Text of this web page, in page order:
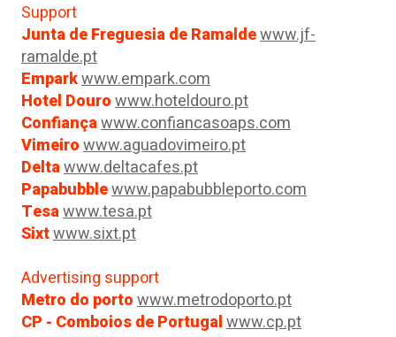
Support
Junta de Freguesia de Ramaldewww.jf-
ramalde.pt
Emparkwww.empark.com
Hotel Dourowww.hoteldouro.pt
Confiançawww.confiancasoaps.com
Vimeirowww.aguadovimeiro.pt
Deltawww.deltacafes.pt
Papabubblewww.papabubbleporto.com
Tesawww.tesa.pt
Sixtwww.sixt.pt
Advertising support
Metro do portowww.metrodoporto.pt
CP - Comboios de Portugalwww.cp.pt